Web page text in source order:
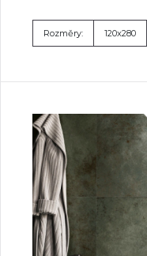
Rozměry: 120x280